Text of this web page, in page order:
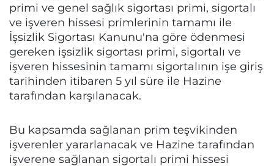
primi ve genel sağlık sigortası primi, sigortalı
ve işveren hissesi primlerinin tamamı ile
İşsizlik Sigortası Kanunu'na göre ödenmesi
gereken işsizlik sigortası primi, sigortalı ve
işveren hissesinin tamamı sigortalının işe giriş
tarihinden itibaren 5 yıl süre ile Hazine
tarafından karşılanacak.
Bu kapsamda sağlanan prim teşvikinden
işverenler yararlanacak ve Hazine tarafından
işverene sağlanan sigortalı primi hissesi